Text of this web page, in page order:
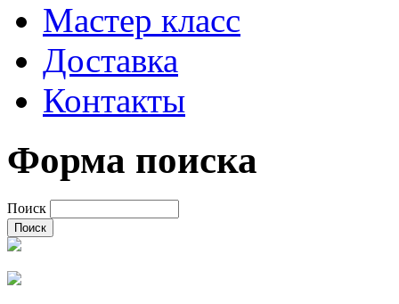
Мастер класс
Доставка
Контакты
Форма поиска
Поиск